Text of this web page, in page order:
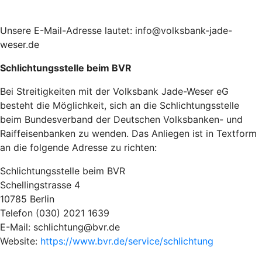
Unsere E-Mail-Adresse lautet: info@volksbank-jade-
weser.de
Schlichtungsstelle beim BVR
Bei Streitigkeiten mit der Volksbank Jade-Weser eG
besteht die Möglichkeit, sich an die Schlichtungsstelle
beim Bundesverband der Deutschen Volksbanken- und
Raiffeisenbanken zu wenden. Das Anliegen ist in Textform
an die folgende Adresse zu richten:
Schlichtungsstelle beim BVR
Schellingstrasse 4
10785 Berlin
Telefon (030) 2021 1639
E-Mail: schlichtung@bvr.de
Website: https://www.bvr.de/service/schlichtung